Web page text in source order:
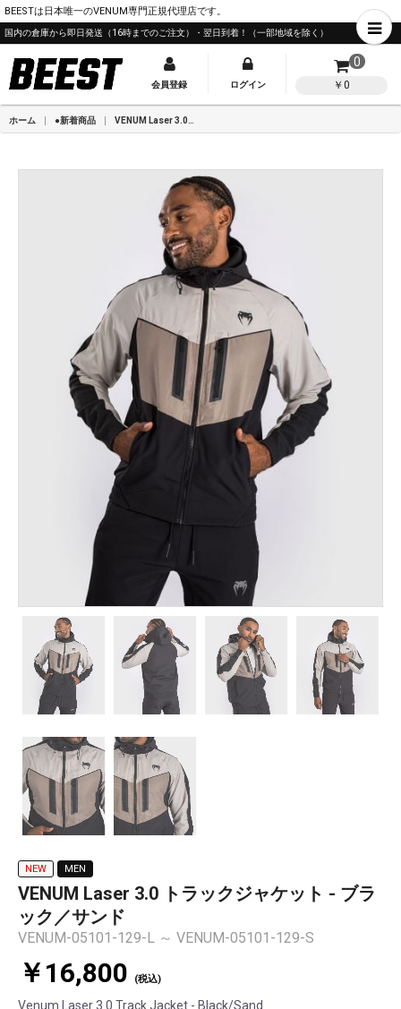
BEESTは日本唯一のVENUM専門正規代理店です。
国内の倉庫から即日発送（16時までのご注文）・翌日到着！（一部地域を除く）
会員登録 ログイン
0
￥0
ホーム ●新着商品
NEW MEN
VENUM Laser 3.0 トラックジャケット - ブラ
ック／サンド
VENUM-05101-129-L ～ VENUM-05101-129-S
￥16,800 (税込)
Venum Laser 3.0 Track Jacket - Black/Sand